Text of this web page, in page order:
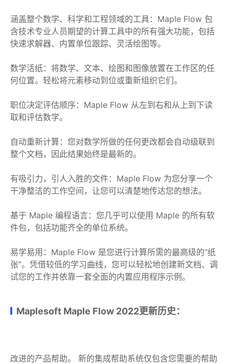
涵盖整个数学、科学和工程领域的工具：Maple Flow 包
含技术专业人员期望的计算工具中的所有强大功能，包括
快速求解器、内置单位跟踪、灵活绘图等。
数学活纸：将数学、文本、绘图和图像放置在工作区的任
何位置。轻松将元素移动到位或重新组织它们。
职位决定评估顺序：Maple Flow 从左到右和从上到下读
取和评估数学。
自动重新计算：您对数学所做的任何更改都会自动级联到
整个文档，因此结果始终是最新的。
有吸引力，引人入胜的文件：Maple Flow 为您分享一个
干净整洁的工作空间，让您可以清楚地传达您的想法。
基于 Maple 编程语言：您几乎可以使用 Maple 的所有软
件包，包括功能齐全的单位系统。
易学易用：Maple Flow 是您进行计算所需的最高级的“纸
张”。凭借较低的学习曲线，您可以轻松地创建新文档、调
试您的工作并依靠一套全面的内置应用程序示例。
Maplesoft Maple Flow 2022更新历史：
改进的产品帮助。 新的集成帮助系统仅包含您需要的帮助